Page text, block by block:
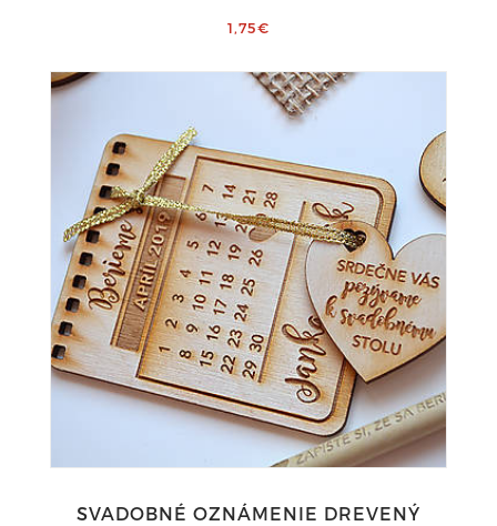
1,75€
SVADOBNÉ OZNÁMENIE DREVENÝ